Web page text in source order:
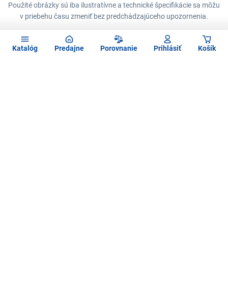
Katalóg Predajne Porovnanie Prihlásiť Košík
Použité obrázky sú iba ilustratívne a technické špecifikácie sa môžu
v priebehu času zmeniť bez predchádzajúceho upozornenia.